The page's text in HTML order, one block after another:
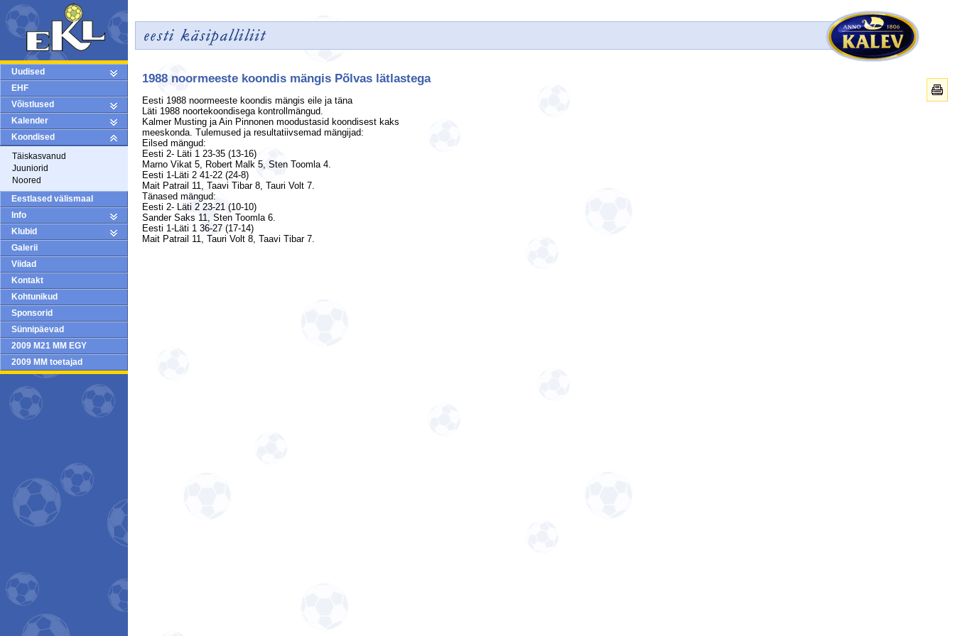
Uudised
EHF
Võistlused
Kalender
Koondised
Täiskasvanud
Juuniorid
Noored
Eestlased välismaal
Info
Klubid
Galerii
Viidad
Kontakt
Kohtunikud
Sponsorid
Sünnipäevad
2009 M21 MM EGY
2009 MM toetajad
1988 noormeeste koondis mängis Põlvas lätlastega
Eesti 1988 noormeeste koondis mängis eile ja täna
Läti 1988 noortekoondisega kontrollmängud.
Kalmer Musting ja Ain Pinnonen moodustasid koondisest kaks
meeskonda. Tulemused ja resultatiivsemad mängijad:
Eilsed mängud:
Eesti 2- Läti 1 23-35 (13-16)
Marno Vikat 5, Robert Malk 5, Sten Toomla 4.
Eesti 1-Läti 2 41-22 (24-8)
Mait Patrail 11, Taavi Tibar 8, Tauri Volt 7.
Tänased mängud:
Eesti 2- Läti 2 23-21 (10-10)
Sander Saks 11, Sten Toomla 6.
Eesti 1-Läti 1 36-27 (17-14)
Mait Patrail 11, Tauri Volt 8, Taavi Tibar 7.